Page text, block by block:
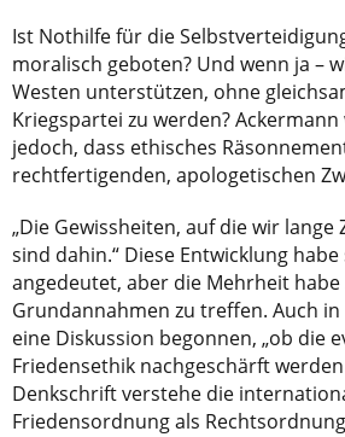
Ist Nothilfe für die
moralisch geboten? Und wenn ja –
Westen unterstützen, ohne
Kriegspartei zu werden?
jedoch, dass ethisches
rechtfertigenden, apologetischen
„Die Gewissheiten, auf die wir lange
sind dahin.“ Diese Entwicklung
angedeutet, aber die Mehrheit
Grundannahmen zu treffen. Auch
eine Diskussion begonnen, „ob die
Friedensethik nachgeschärft werden
Denkschrift verstehe die
Friedensordnung als